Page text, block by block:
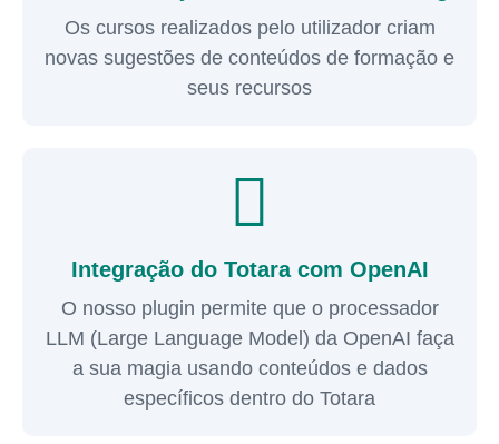
Os cursos realizados pelo utilizador criam
novas sugestões de conteúdos de formação e
seus recursos
Integração do Totara com OpenAI
O nosso plugin permite que o processador
LLM (Large Language Model) da OpenAI faça
a sua magia usando conteúdos e dados
específicos dentro do Totara